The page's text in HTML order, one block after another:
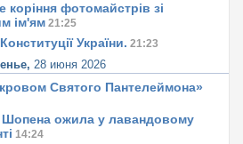
корiння фотомайстрiв зі
iм'ям 21:25
України. 21:23
28 июня 2026
Святого Пантелеймона»
Шопена ожила у лавандовому
14:24